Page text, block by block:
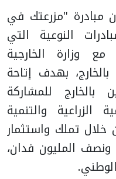
مبادرة "مزرعتك في
النوعية التي
وزارة الخارجية
بهدف إتاحة
بالخارج للمشاركة
والتنمية
تملك واستثمار
ونصف المليون فدان،